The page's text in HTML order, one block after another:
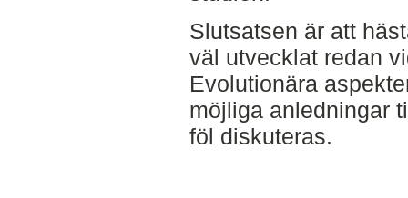
Slutsatsen är att
väl utvecklat redan
Evolutionära
möjliga anledningar
föl diskuteras.